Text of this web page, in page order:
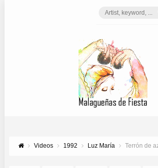
Videos 1992 Luz María Terrón de